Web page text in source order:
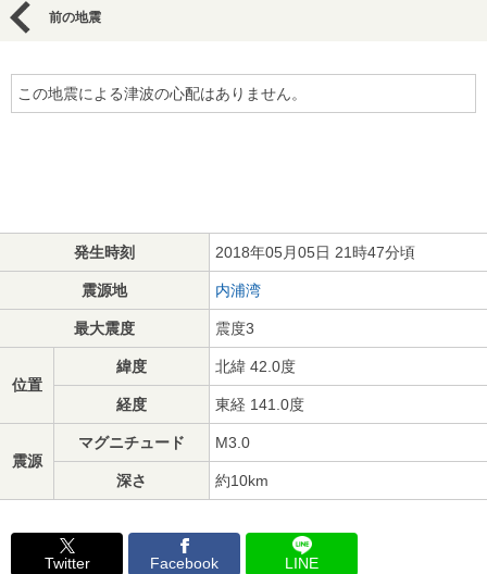
前の地震
この地震による津波の心配はありません。
発生時刻 2018年05月05日 21時47分頃
震源地 内浦湾
最大震度 震度3
位置
緯度 北緯 42.0度
経度 東経 141.0度
震源
マグニチュード M3.0
深さ 約10km
Twitter Facebook LINE